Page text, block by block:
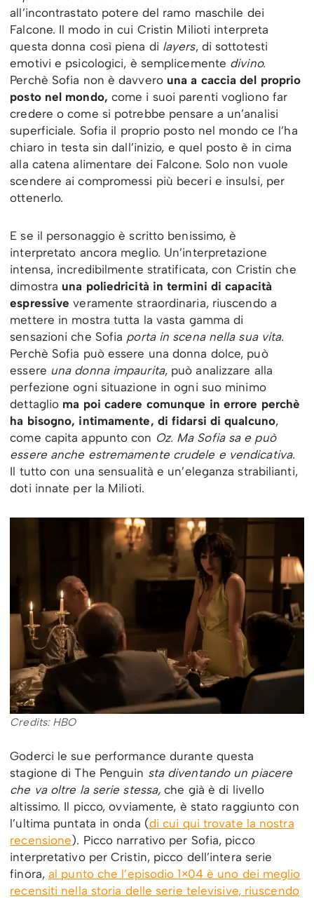
all’incontrastato potere del ramo maschile dei
Falcone. Il modo in cui Cristin Milioti interpreta
questa donna così piena di layers, di sottotesti
emotivi e psicologici, è semplicemente divino.
Perchè Sofia non è davvero una a caccia del proprio
posto nel mondo, come i suoi parenti vogliono far
credere o come si potrebbe pensare a un’analisi
superficiale. Sofia il proprio posto nel mondo ce l’ha
chiaro in testa sin dall’inizio, e quel posto è in cima
alla catena alimentare dei Falcone. Solo non vuole
scendere ai compromessi più beceri e insulsi, per
ottenerlo.
E se il personaggio è scritto benissimo, è
interpretato ancora meglio. Un’interpretazione
intensa, incredibilmente stratificata, con Cristin che
dimostra una poliedricità in termini di capacità
espressive veramente straordinaria, riuscendo a
mettere in mostra tutta la vasta gamma di
sensazioni che Sofia porta in scena nella sua vita.
Perchè Sofia può essere una donna dolce, può
essere una donna impaurita, può analizzare alla
perfezione ogni situazione in ogni suo minimo
dettaglio ma poi cadere comunque in errore perchè
ha bisogno, intimamente, di fidarsi di qualcuno,
come capita appunto con Oz. Ma Sofia sa e può
essere anche estremamente crudele e vendicativa.
Il tutto con una sensualità e un’eleganza strabilianti,
doti innate per la Milioti.
Credits: HBO
Goderci le sue performance durante questa
stagione di The Penguin sta diventando un piacere
che va oltre la serie stessa,che già è di livello
altissimo. Il picco, ovviamente, è stato raggiunto con
l’ultima puntata in onda (di cui qui trovate la nostra
recensione). Picco narrativo per Sofia, picco
interpretativo per Cristin, picco dell’intera serie
finora,al punto che l’episodio 1×04 è uno dei meglio
recensiti nella storia delle serie televisive, riuscendo